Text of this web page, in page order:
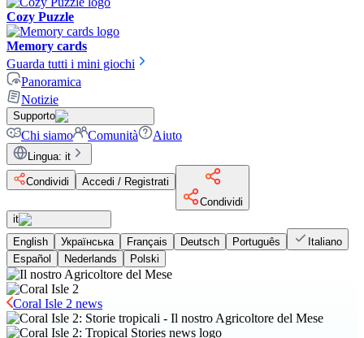
Cozy Puzzle
Memory cards
Guarda tutti i mini giochi
Panoramica
Notizie
Supporto
Chi siamo Comunità Aiuto
Lingua: it
Condividi
Accedi / Registrati
Condividi
it
English
Українська Français Deutsch Português
Italiano
Español
Nederlands Polski
Coral Isle 2 news